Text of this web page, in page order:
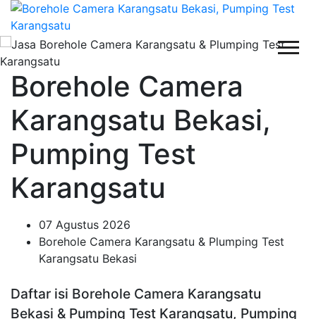
Borehole Camera
Karangsatu Bekasi,
Pumping Test
Karangsatu
07 Agustus 2026
Borehole Camera Karangsatu & Plumping Test
Karangsatu Bekasi
Daftar isi Borehole Camera Karangsatu
Bekasi & Pumping Test Karangsatu, Pumping